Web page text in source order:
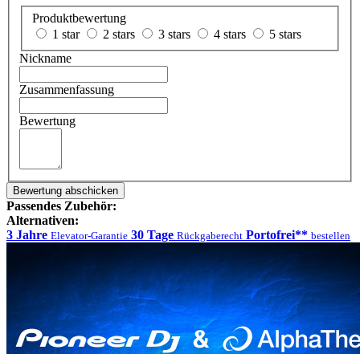
Produktbewertung
1 star
2 stars 3 stars 4 stars
5 stars
Nickname
Zusammenfassung
Bewertung
Bewertung abschicken
Passendes Zubehör:
Alternativen:
3 Jahre Elevator-Garantie 30 Tage Rückgaberecht Portofrei** bestellen